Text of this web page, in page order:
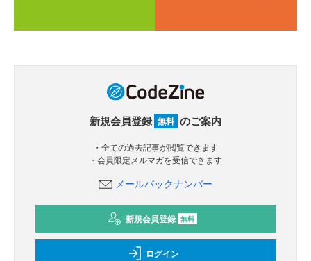
新規会員登録 無料 のご案内
・全ての過去記事が閲覧できます
・会員限定メルマガを受信できます
メールバックナンバー
新規会員登録 無料
ログイン